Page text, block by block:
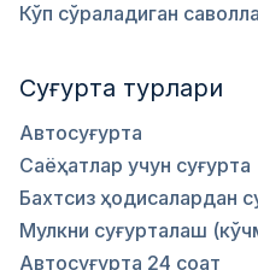
Кўп сўраладиган
Суғурта турлари
Автосуғурта
Саёҳатлар учун суғурта
Бахтсиз ҳодисалардан
Мулкни суғурталаш
Автосуғурта 24 соат